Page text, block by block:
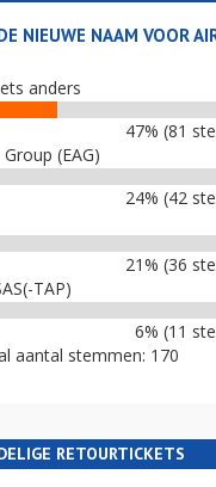
NIEUWE NAAM VOOR
anders
47% (81
(EAG)
24% (42
21% (36
TAP)
6% (11
aantal stemmen: 170
RETOURTICKETS